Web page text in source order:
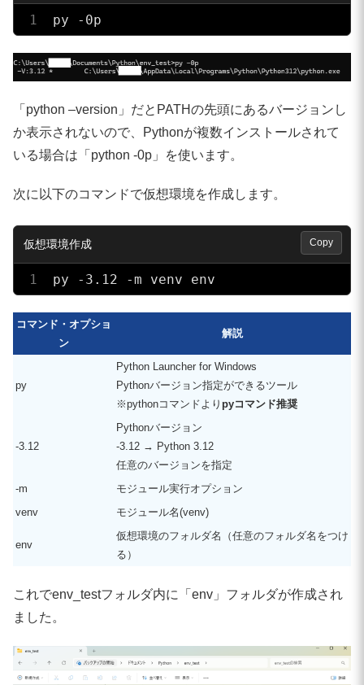
py -0p
「python –version」だとPATHの先頭にあるバージョンし
か表示されないので、Pythonが複数インストールされて
いる場合は「python -0p」を使います。
次に以下のコマンドで仮想環境を作成します。
py -3.12 -m venv env
Copy
コマンド・オプショ
ン
解説
py
Python Launcher for Windows
Pythonバージョン指定ができるツール
※pythonコマンドより pyコマンド推奨
-3.12
Pythonバージョン
-3.12 → Python 3.12
任意のバージョンを指定
-m
モジュール実行オプション
venv
モジュール名(venv)
env
仮想環境のフォルダ名（任意のフォルダ名をつけ
る）
これでenv_testフォルダ内に「env」フォルダが作成され
ました。